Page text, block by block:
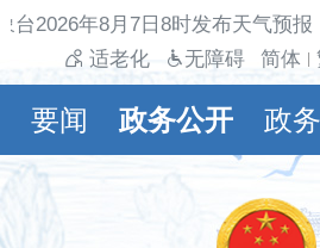
台2026年8月7日8时发布天气预
适老化
无障碍 简体
要闻 政务公开 政